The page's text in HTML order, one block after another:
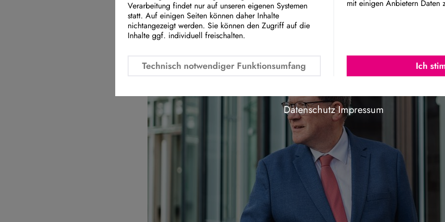
und wurde gerade erst eingeführt – nun ist sie bereits
weitere Anlagen könnten betroffen sein. Dietmar Brockes,
Sprecher der FDP-Landtagsfraktion NRW, kritisiert:
Verarbeitung findet nur auf unseren eigenen Systemen
statt. Auf einigen Seiten können daher Inhalte
nichtangezeigt werden. Sie können den Zugriff auf die
Inhalte ggf. individuell freischalten.
Technisch notwendiger Funktionsumfang
mit einigen Anbietern Daten
Google Maps Embed
Ich
Datenschutz Impressum